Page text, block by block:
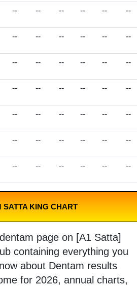
-- -- -- -- -- --
-- -- -- -- -- --
-- -- -- -- -- --
-- -- -- -- -- --
-- -- -- -- -- --
-- -- -- -- -- --
-- -- -- -- -- --
SATTA KING CHART
page on [A1 Satta]
containing everything you
about Dentam results
for 2026, annual charts,